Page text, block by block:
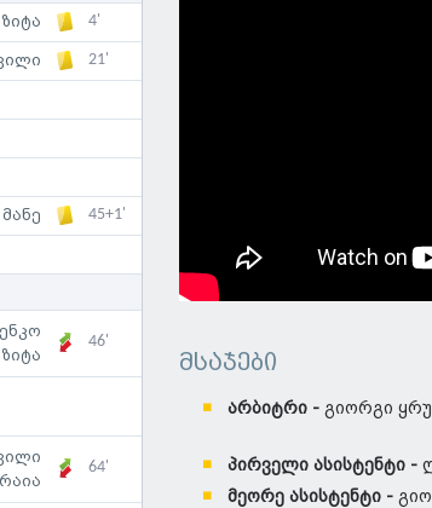
4'
21'
45+1'
46'
64'
მსაჯები
არბიტრი - გიორგი
პირველი ასისტენტი -
მეორე ასისტენტი -